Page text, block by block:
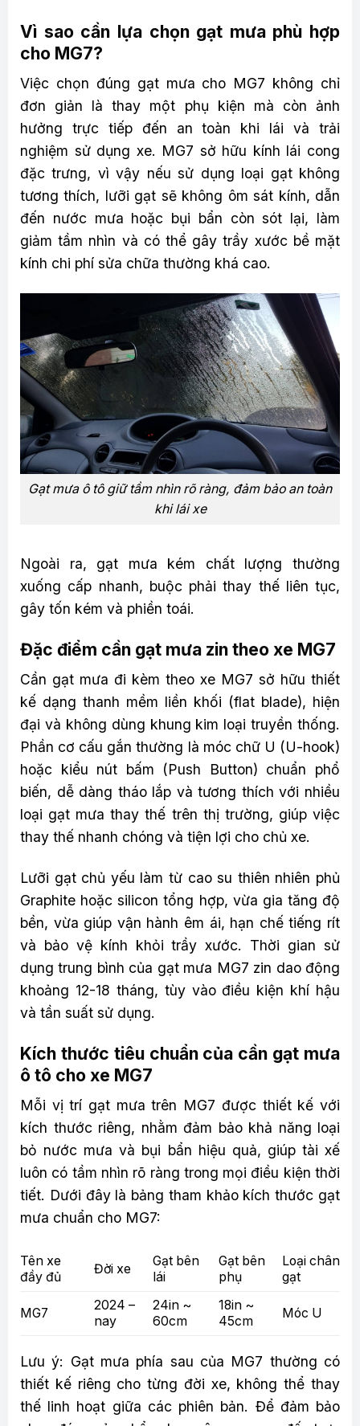
Vì sao cần lựa chọn gạt mưa phù hợp
cho MG7?
Việc chọn đúng gạt mưa cho MG7 không chỉ
đơn giản là thay một phụ kiện mà còn ảnh
hưởng trực tiếp đến an toàn khi lái và trải
nghiệm sử dụng xe. MG7 sở hữu kính lái cong
đặc trưng, vì vậy nếu sử dụng loại gạt không
tương thích, lưỡi gạt sẽ không ôm sát kính, dẫn
đến nước mưa hoặc bụi bẩn còn sót lại, làm
giảm tầm nhìn và có thể gây trầy xước bề mặt
kính chi phí sửa chữa thường khá cao.
Gạt mưa ô tô giữ tầm nhìn rõ ràng, đảm bảo an toàn
khi lái xe
Ngoài ra, gạt mưa kém chất lượng thường
xuống cấp nhanh, buộc phải thay thế liên tục,
gây tốn kém và phiền toái.
Đặc điểm cần gạt mưa zin theo xe MG7
Cần gạt mưa đi kèm theo xe MG7 sở hữu thiết
kế dạng thanh mềm liền khối (flat blade), hiện
đại và không dùng khung kim loại truyền thống.
Phần cơ cấu gắn thường là móc chữ U (U-hook)
hoặc kiểu nút bấm (Push Button) chuẩn phổ
biến, dễ dàng tháo lắp và tương thích với nhiều
loại gạt mưa thay thế trên thị trường, giúp việc
thay thế nhanh chóng và tiện lợi cho chủ xe.
Lưỡi gạt chủ yếu làm từ cao su thiên nhiên phủ
Graphite hoặc silicon tổng hợp, vừa gia tăng độ
bền, vừa giúp vận hành êm ái, hạn chế tiếng rít
và bảo vệ kính khỏi trầy xước. Thời gian sử
dụng trung bình của gạt mưa MG7 zin dao động
khoảng 12-18 tháng, tùy vào điều kiện khí hậu
và tần suất sử dụng.
Kích thước tiêu chuẩn của cần gạt mưa
ô tô cho xe MG7
Mỗi vị trí gạt mưa trên MG7 được thiết kế với
kích thước riêng, nhằm đảm bảo khả năng loại
bỏ nước mưa và bụi bẩn hiệu quả, giúp tài xế
luôn có tầm nhìn rõ ràng trong mọi điều kiện thời
tiết. Dưới đây là bảng tham khảo kích thước gạt
mưa chuẩn cho MG7:
Tên xe
đầy đủ
Đời xe
Gạt bên
lái
Gạt bên
phụ
Loại chân
gạt
MG7
2024 –
nay
24in ~
60cm
18in ~
45cm
Móc U
Lưu ý: Gạt mưa phía sau của MG7 thường có
thiết kế riêng cho từng đời xe, không thể thay
thế linh hoạt giữa các phiên bản. Để đảm bảo